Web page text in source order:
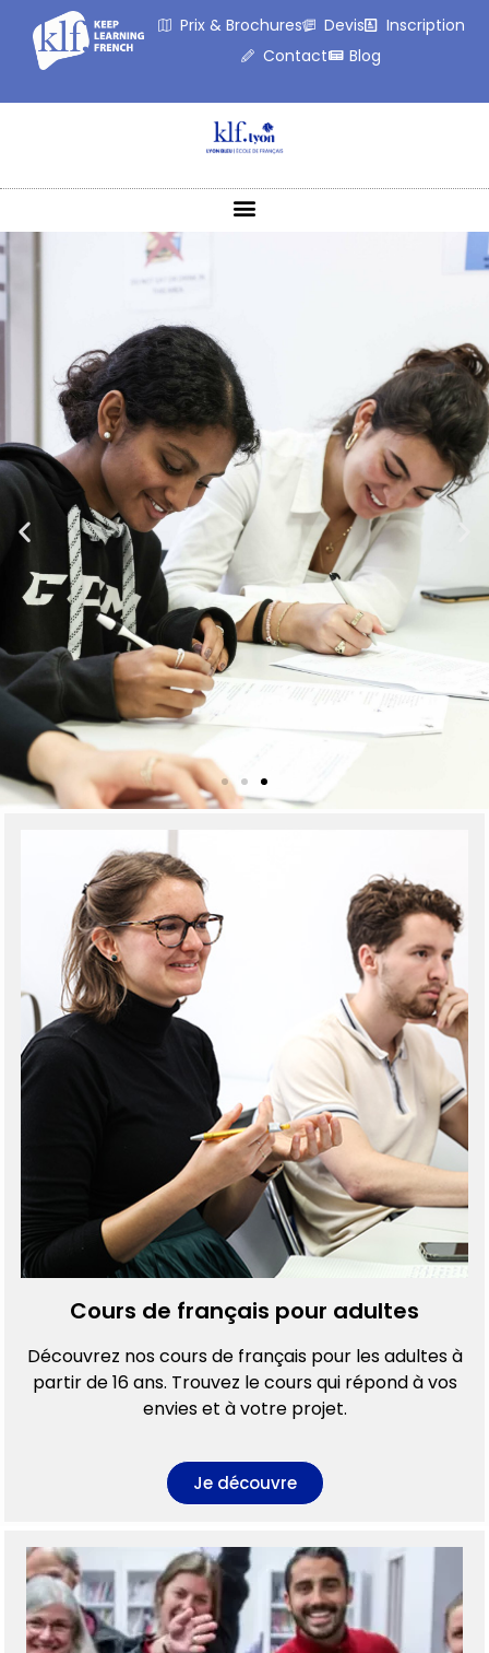
Prix & Brochures Devis
Inscription
Contact
Blog
DES COURS DE
FRANÇAIS TOUTE
L'ANNÉE POUR
TOUS LES
NIVEAUX
Lyon Bleu est heureux de vous accueillir sur nos différents
programmes dans notre école ou en ligne.
En savoir +
Cours de français pour adultes
Découvrez nos cours de français pour les adultes à
partir de 16 ans. Trouvez le cours qui répond à vos
envies et à votre projet.
Je découvre